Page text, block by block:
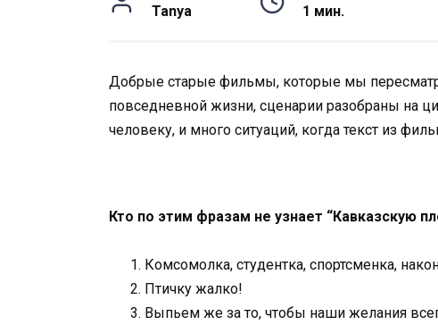
Tanya 1 мин.
Добрые старые фильмы, которые мы
повседневной жизни, сценарии разобраны на
человеку, и много ситуаций, когда текст из
Кто по этим фразам не узнает “Кавказскую
Комсомолка, студентка, спортсменка,
Птичку жалко!
Выпьем же за то, чтобы наши желания